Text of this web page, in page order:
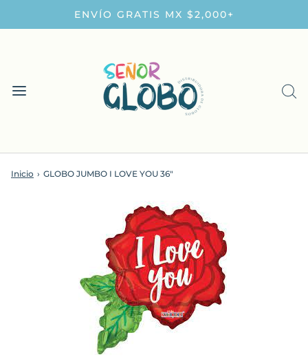
ENVÍO GRATIS MX $2,000+
Inicio › GLOBO JUMBO I LOVE YOU 36"